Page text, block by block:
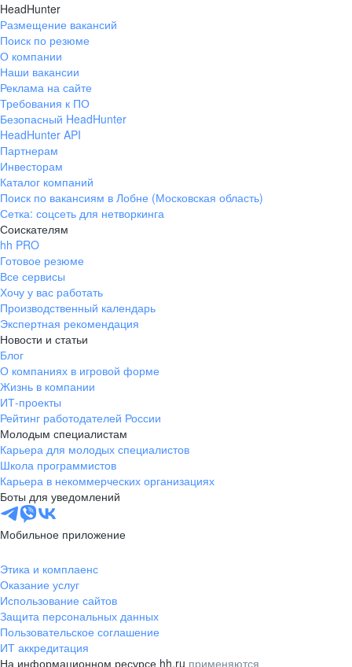
HeadHunter
Размещение вакансий
Поиск по резюме
О компании
Наши вакансии
Реклама на сайте
Требования к ПО
Безопасный HeadHunter
HeadHunter API
Партнерам
Инвесторам
Каталог компаний
Поиск по вакансиям в Лобне (Московская область)
Сетка: соцсеть для нетворкинга
Соискателям
hh PRO
Готовое резюме
Все сервисы
Хочу у вас работать
Производственный календарь
Экспертная рекомендация
Новости и статьи
Блог
О компаниях в игровой форме
Жизнь в компании
ИТ-проекты
Рейтинг работодателей России
Молодым специалистам
Карьера для молодых специалистов
Школа программистов
Карьера в некоммерческих организациях
Боты для уведомлений
Мобильное приложение
Этика и комплаенс
Оказание услуг
Использование сайтов
Защита персональных данных
Пользовательское соглашение
ИТ аккредитация
На информационном ресурсе hh.ru применяются